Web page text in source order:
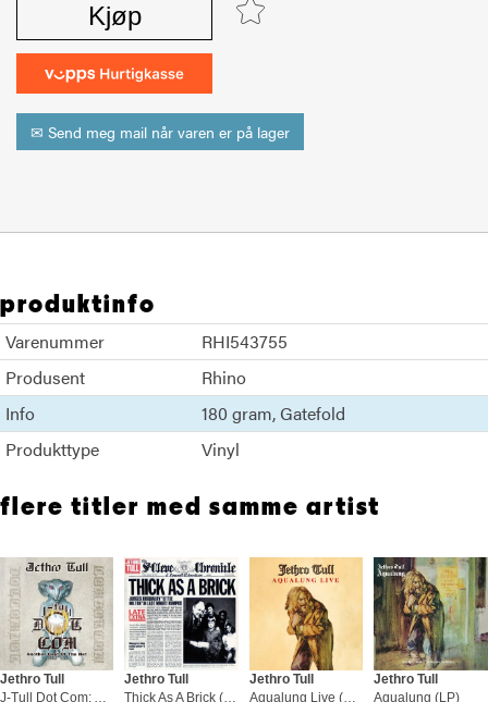
Kjøp
✉ Send meg mail når varen er på lager
produktinfo
Varenummer
RHI543755
Produsent
Rhino
Info
180 gram Gatefold
Produkttype
Vinyl
flere titler med samme artist
Jethro Tull
J-Tull Dot Com: Another Cast Of… (2LP)
Jethro Tull
Thick As A Brick (LP)
Jethro Tull
Aqualung Live (LP)
Jethro Tull
Aqualung (LP)